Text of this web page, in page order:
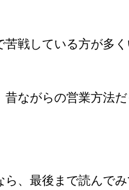
戦している方が多く
ながらの営業方法
、最後まで読んでみ